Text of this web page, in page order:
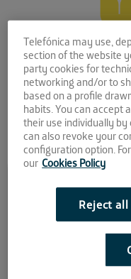
Comparte la noticia:
las
Telefónica may use,
section of the website
party cookies for
networking and/or to
based on a profile
habits. You can accept
their use individually
can also revoke your
configuration option.
our Cookies Policy
Reject all